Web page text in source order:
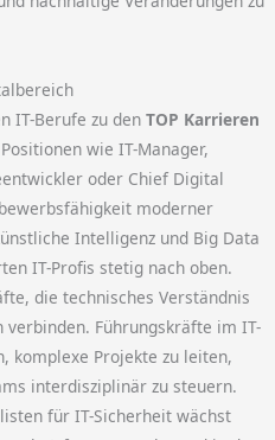
IT-Berufe zu denTOP Karrieren
wie IT-Manager,
oder Chief Digital
moderner
Intelligenz und Big Data
IT-Profis stetig nach oben.
die technisches Verständnis
Führungskräfte im IT-
komplexe Projekte zu leiten,
interdisziplinär zu steuern.
für IT-Sicherheit wächst